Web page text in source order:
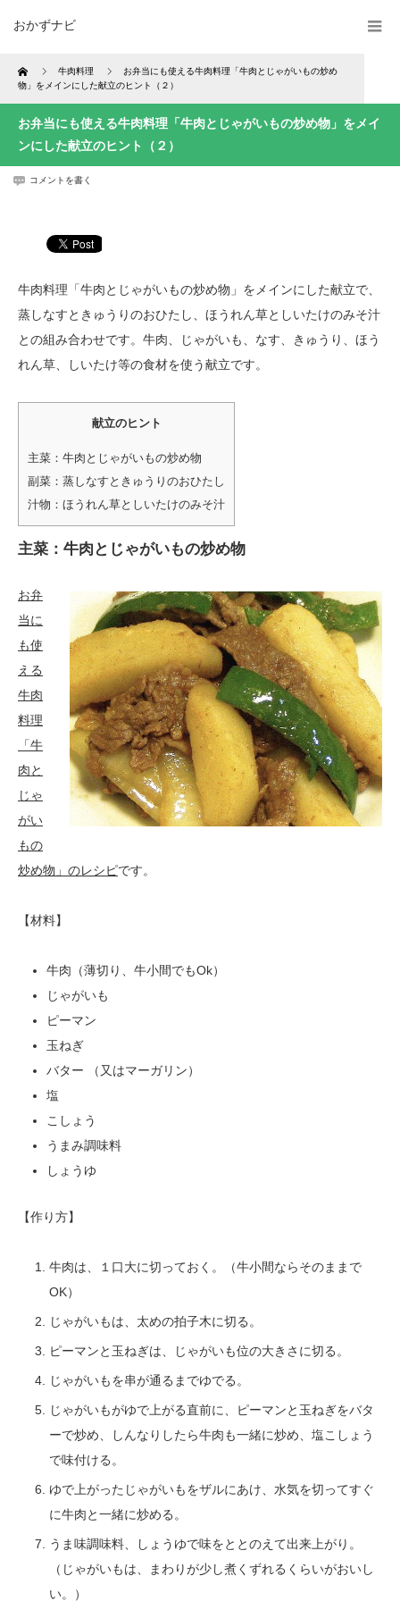
おかずナビ
Home 牛肉料理
お弁当にも使える牛肉料理「牛肉とじゃがいもの炒め
物」をメインにした献立のヒント（２）
お弁当にも使える牛肉料理「牛肉とじゃがいもの炒め物」をメイ
ンにした献立のヒント（２）
コメントを書く
牛肉料理「牛肉とじゃがいもの炒め物」をメインにした献立で、
蒸しなすときゅうりのおひたし、ほうれん草としいたけのみそ汁
との組み合わせです。牛肉、じゃがいも、なす、きゅうり、ほう
れん草、しいたけ等の食材を使う献立です。
献立のヒント
主菜：牛肉とじゃがいもの炒め物
副菜：蒸しなすときゅうりのおひたし
汁物：ほうれん草としいたけのみそ汁
主菜：牛肉とじゃがいもの炒め物
お弁
当に
も使
える
牛肉
料理
「牛
肉と
じゃ
がい
もの
炒め物」のレシピです。
【材料】
牛肉（薄切り、牛小間でもOk）
じゃがいも
ピーマン
玉ねぎ
バター （又はマーガリン）
塩
こしょう
うまみ調味料
しょうゆ
【作り方】
牛肉は、１口大に切っておく。（牛小間ならそのままで
OK）
じゃがいもは、太めの拍子木に切る。
ピーマンと玉ねぎは、じゃがいも位の大きさに切る。
じゃがいもを串が通るまでゆでる。
じゃがいもがゆで上がる直前に、ピーマンと玉ねぎをバタ
ーで炒め、しんなりしたら牛肉も一緒に炒め、塩こしょう
で味付ける。
ゆで上がったじゃがいもをザルにあけ、水気を切ってすぐ
に牛肉と一緒に炒める。
うま味調味料、しょうゆで味をととのえて出来上がり。
（じゃがいもは、まわりが少し煮くずれるくらいがおいし
い。）